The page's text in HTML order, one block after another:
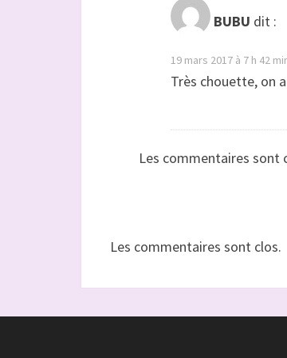
BUBU dit :
19 mars 2017 à 7 h 42
Très chouette, on
Les commentaires sont
Les commentaires sont clos.